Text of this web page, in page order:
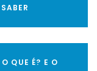
QUE É? E O